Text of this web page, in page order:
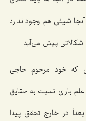
شیئى هم وجود ندارد
پیش مى‌آید.
كه خود مرحوم حاجى
علم بارى نسبت به حقایق
در خارج تحقق پیدا